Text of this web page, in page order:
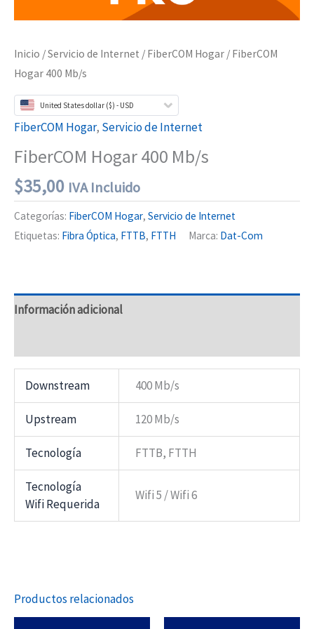
Inicio /Servicio de Internet / FiberCOM Hogar / FiberCOM
Hogar 400 Mb/s
United States dollar ($) - USD
FiberCOM Hogar, Servicio de Internet
FiberCOM Hogar 400 Mb/s
$35,00 IVA Incluido
Categorías: FiberCOM Hogar, Servicio de Internet
Etiquetas: Fibra Óptica, FTTB, FTTH Marca: Dat-Com
Información adicional
Downstream 400 Mb/s
Upstream 120 Mb/s
Tecnología FTTB, FTTH
Tecnología
Wifi Requerida
Wifi 5 / Wifi 6
Productos relacionados